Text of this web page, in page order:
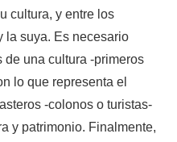
cultura, y entre los
la suya. Es necesario
de una cultura -primeros
lo que representa el
-colonos o turistas-
y patrimonio. Finalmente,